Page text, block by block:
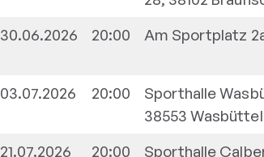
30.06.2026 20:00 Am Sportplatz
03.07.2026 20:00
Sporthalle
38553 Wasbüttel
21.07.2026 20:00
Sporthalle